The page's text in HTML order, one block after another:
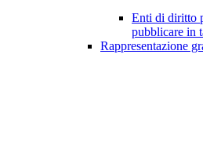
Enti di diritto
pubblicare in
Rappresentazione